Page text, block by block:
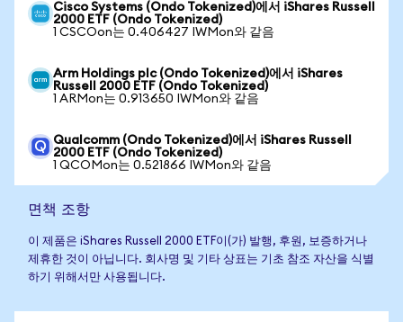
Cisco Systems (Ondo Tokenized)에서 iShares Russell
2000 ETF (Ondo Tokenized)
1 CSCOon는 0.406427 IWMon와 같음
Arm Holdings plc (Ondo Tokenized)에서 iShares
Russell 2000 ETF (Ondo Tokenized)
1 ARMon는 0.913650 IWMon와 같음
Qualcomm (Ondo Tokenized)에서 iShares Russell
2000 ETF (Ondo Tokenized)
1 QCOMon는 0.521866 IWMon와 같음
면책 조항
이 제품은 iShares Russell 2000 ETF이(가) 발행, 후원, 보증하거나
제휴한 것이 아닙니다. 회사명 및 기타 상표는 기초 참조 자산을 식별
하기 위해서만 사용됩니다.